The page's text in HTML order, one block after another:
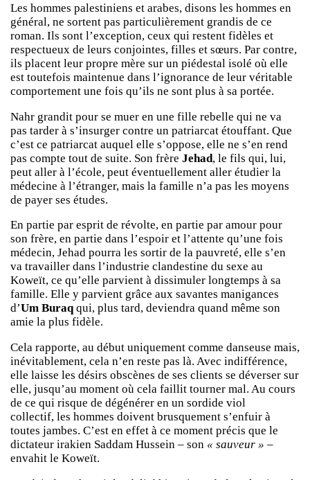
Les hommes palestiniens et arabes, disons les hommes en
général, ne sortent pas particulièrement grandis de ce
roman. Ils sont l’exception, ceux qui restent fidèles et
respectueux de leurs conjointes, filles et sœurs. Par contre,
ils placent leur propre mère sur un piédestal isolé où elle
est toutefois maintenue dans l’ignorance de leur véritable
comportement une fois qu’ils ne sont plus à sa portée.
Nahr grandit pour se muer en une fille rebelle qui ne va
pas tarder à s’insurger contre un patriarcat étouffant. Que
c’est ce patriarcat auquel elle s’oppose, elle ne s’en rend
pas compte tout de suite. Son frère Jehad, le fils qui, lui,
peut aller à l’école, peut éventuellement aller étudier la
médecine à l’étranger, mais la famille n’a pas les moyens
de payer ses études.
En partie par esprit de révolte, en partie par amour pour
son frère, en partie dans l’espoir et l’attente qu’une fois
médecin, Jehad pourra les sortir de la pauvreté, elle s’en
va travailler dans l’industrie clandestine du sexe au
Koweït, ce qu’elle parvient à dissimuler longtemps à sa
famille. Elle y parvient grâce aux savantes manigances
d’Um Buraq qui, plus tard, deviendra quand même son
amie la plus fidèle.
Cela rapporte, au début uniquement comme danseuse mais,
inévitablement, cela n’en reste pas là. Avec indifférence,
elle laisse les désirs obscènes de ses clients se déverser sur
elle, jusqu’au moment où cela faillit tourner mal. Au cours
de ce qui risque de dégénérer en un sordide viol
collectif, les hommes doivent brusquement s’enfuir à
toutes jambes. C’est en effet à ce moment précis que le
dictateur irakien Saddam Hussein – son « sauveur » –
envahit le Koweït.